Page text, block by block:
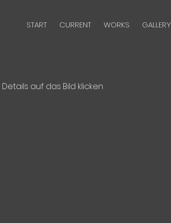
START CURRENT WORKS GALLERY
Details auf das Bild klicken